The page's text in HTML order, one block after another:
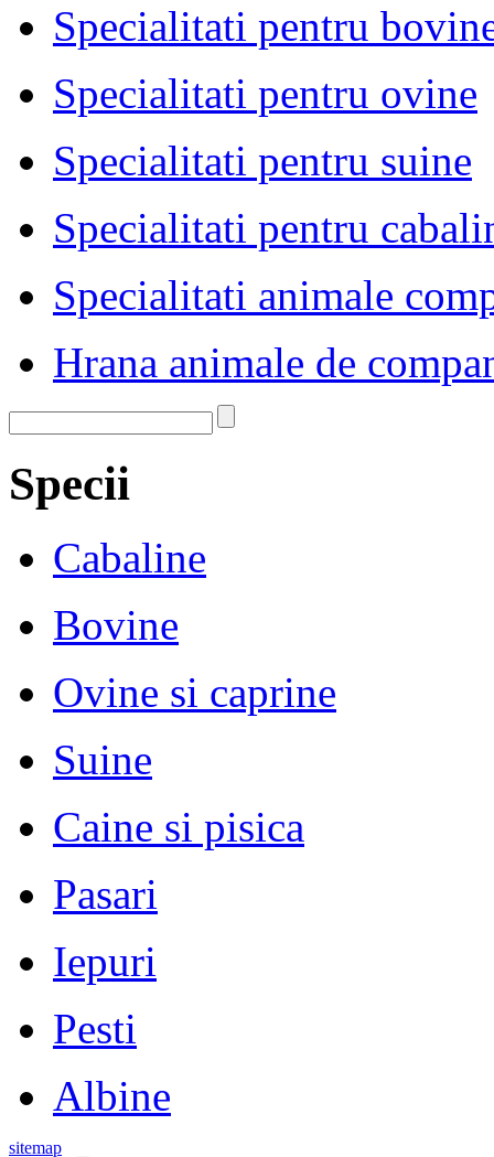
Specialitati pentru
Specialitati pentru ovine
Specialitati pentru suine
Specialitati pentru
Specialitati animale
Hrana animale de
Specii
Cabaline
Bovine
Ovine si caprine
Suine
Caine si pisica
Pasari
Iepuri
Pesti
Albine
sitemap